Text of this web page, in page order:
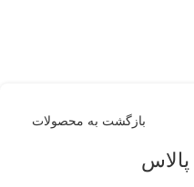
بازگشت به محصولات